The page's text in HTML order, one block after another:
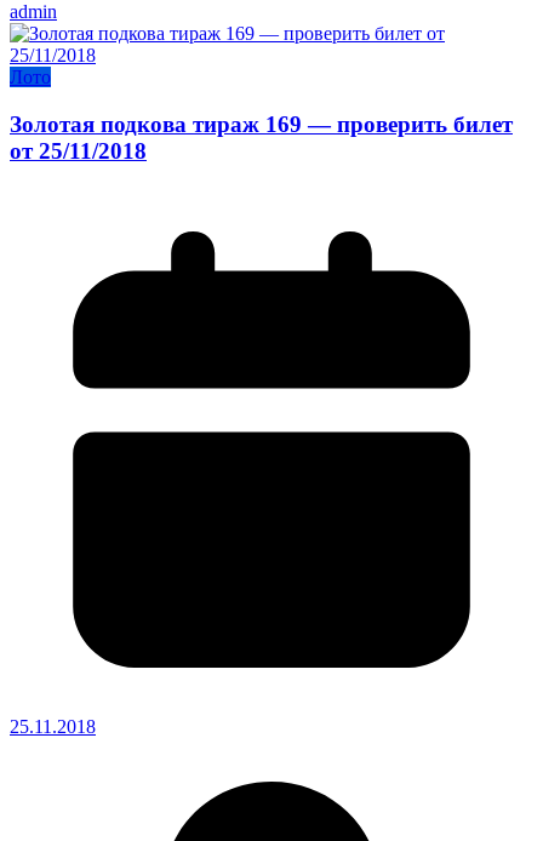
admin
Лото
Золотая подкова тираж 169 — проверить билет
от 25/11/2018
25.11.2018